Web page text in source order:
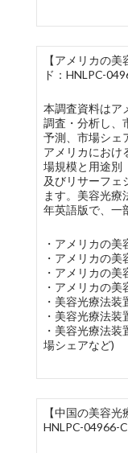
【アメリカの
ド：HNLPC-
本調査資料はア
調査・分析し、
予測、市場シェ
アメリカにおけ
場規模と用途別
及びリサーフェ
ます。美容光
年英語版で、一
・アメリカの
・アメリカの
・アメリカの
・アメリカの
・美容光療法
・美容光療法
・美容光療法
場シェアなど)
【中国の美容
HNLPC-04966-